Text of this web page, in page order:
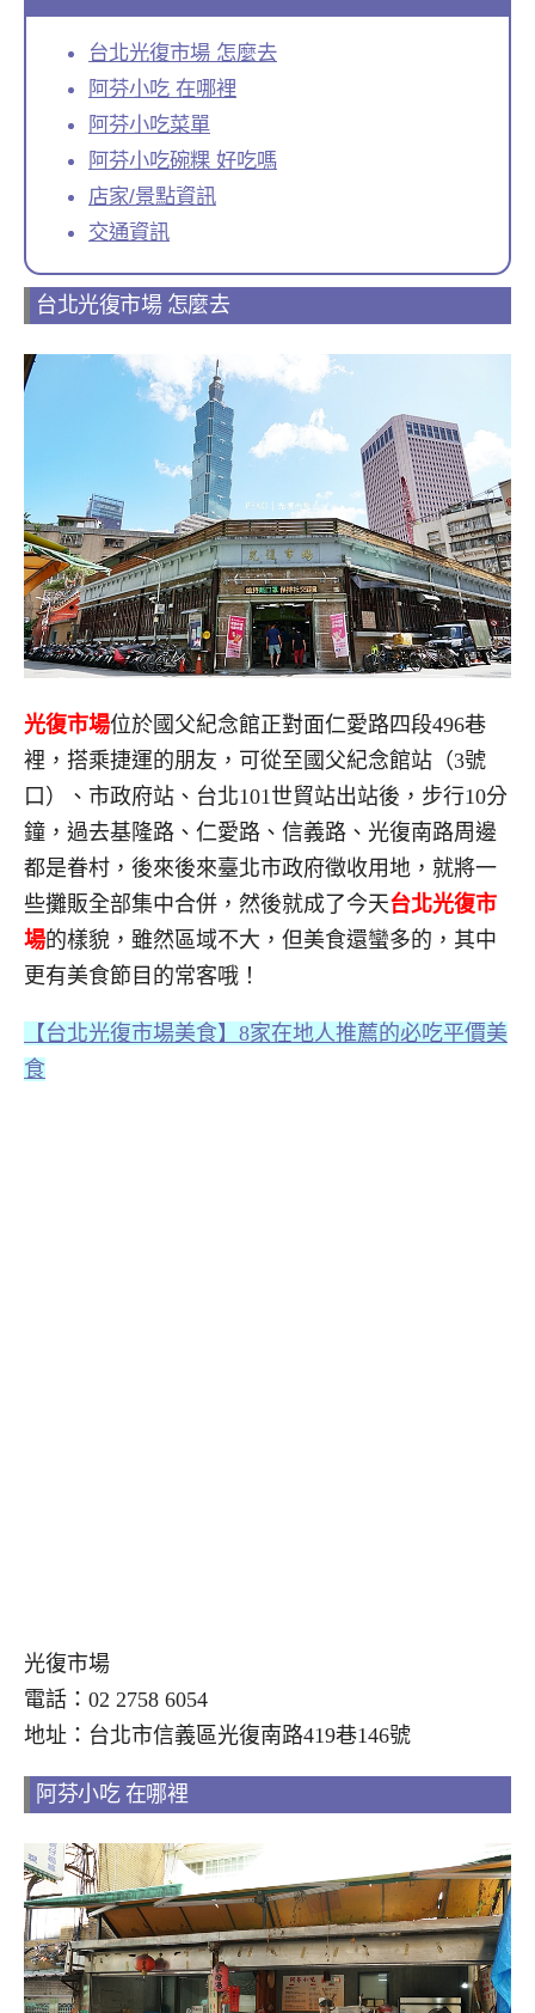
台北光復市場 怎麼去
阿芬小吃 在哪裡
阿芬小吃菜單
阿芬小吃碗粿 好吃嗎
店家/景點資訊
交通資訊
台北光復市場 怎麼去
光復市場位於國父紀念館正對面仁愛路四段496巷
裡，搭乘捷運的朋友，可從至國父紀念館站（3號
口）、市政府站、台北101世貿站出站後，步行10分
鐘，過去基隆路、仁愛路、信義路、光復南路周邊
都是眷村，後來後來臺北市政府徵收用地，就將一
些攤販全部集中合併，然後就成了今天台北光復市
場的樣貌，雖然區域不大，但美食還蠻多的，其中
更有美食節目的常客哦！
【台北光復市場美食】8家在地人推薦的必吃平價美
食
光復市場
電話：02 2758 6054
地址：台北市信義區光復南路419巷146號
阿芬小吃 在哪裡